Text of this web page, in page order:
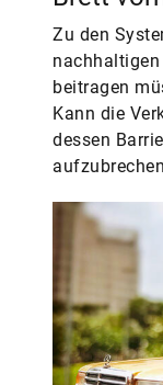
Zu den
beitragen
Kann die
dessen